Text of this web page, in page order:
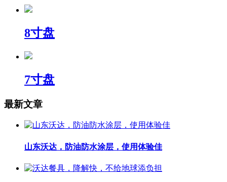
8寸盘
7寸盘
最新文章
山东沃达，防油防水涂层，使用体验佳